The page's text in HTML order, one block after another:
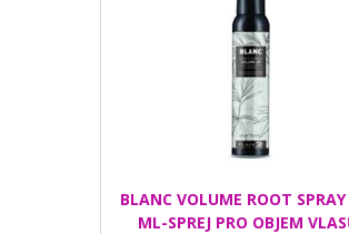
BLANC VOLUME ROOT
ML-SPREJ PRO OBJEM